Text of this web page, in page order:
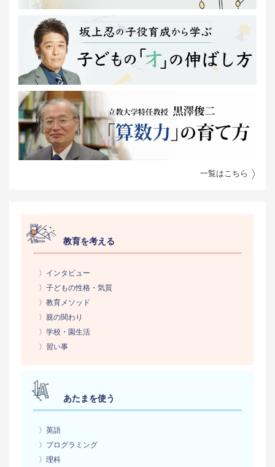
一覧はこちら
教育を考える
〉インタビュー
〉子どもの性格・気質
〉教育メソッド
〉親の関わり
〉学校・園生活
〉習い事
あたまを使う
〉英語
〉プログラミング
〉理科